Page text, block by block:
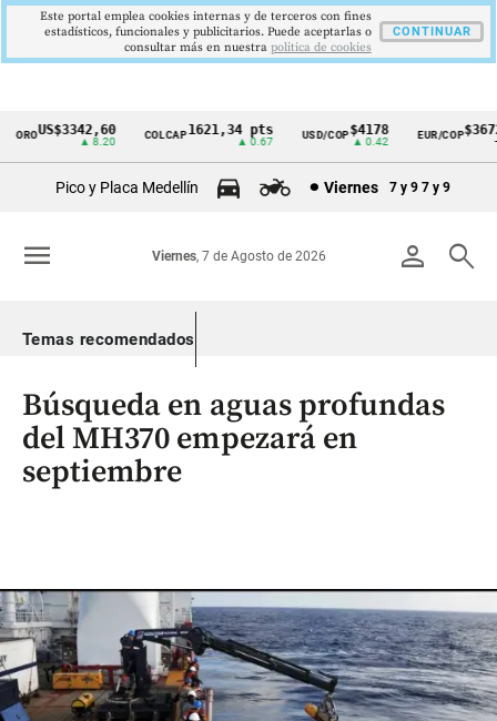
Cintillo
Colombia
OROUS$3342,60
▲ 8.20
COLCAP1621,34 pts
▲ 0.67
USD/COP$4178
▲ 0.42
EUR/COP$3672
Pico y Placa Medellín Viernes 7 y 9 7 y 9
person search
Viernes, 7 de Agosto de 2026
menu
Temas recomendados
Búsqueda en aguas profundas
del MH370 empezará en
septiembre
Este portal emplea cookies internas y de terceros con fines
estadísticos, funcionales y publicitarios. Puede aceptarlas o
consultar más en nuestra politica de cookies
CONTINUAR